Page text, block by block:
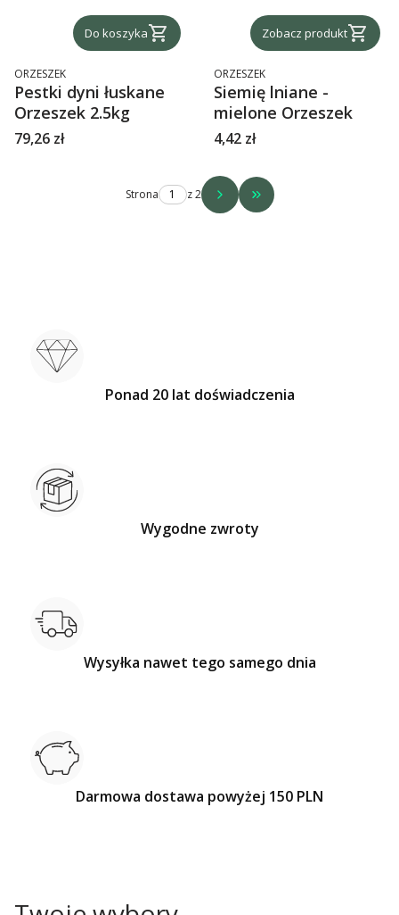
Do koszyka
PRODUCENT
ORZESZEK
Pestki dyni łuskane
Orzeszek 2.5kg
Cena
79,26 zł
Zobacz produkt
PRODUCENT
ORZESZEK
Siemię lniane -
mielone Orzeszek
Cena
4,42 zł
Strona z 2 Przejdź do ostatniej
Ponad 20 lat doświadczenia
Wygodne zwroty
Wysyłka nawet tego samego dnia
Darmowa dostawa powyżej 150 PLN